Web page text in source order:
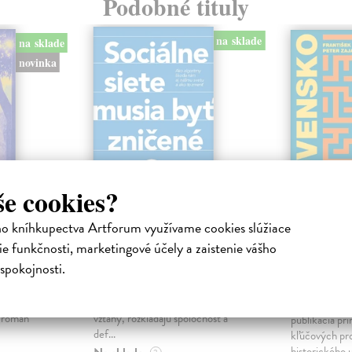
cookies?
kníhkupectva Artforum využívame cookies slúžiace
funkčnosti, marketingové účely a zaistenie vášho
na sklade
novinka
na sklade
Sociálne siete musia
byť zničené
vzťahy, rozkladajú spoločnosť a
def...
sme.
publikácia
kľúčových